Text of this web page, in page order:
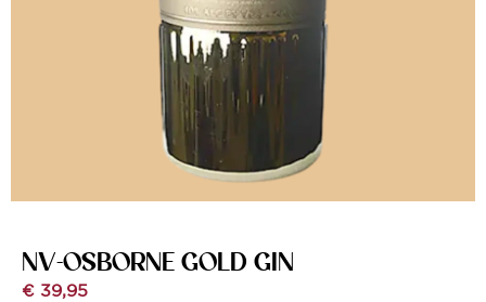
NV-OSBORNE GOLD GIN
€ 39,95